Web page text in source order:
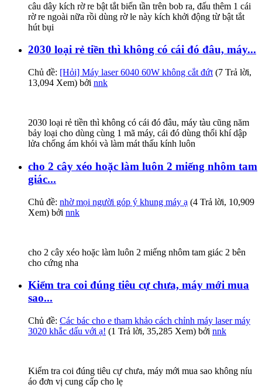
câu dây kích rờ re bật tắt biến tần trên bob ra, đấu thêm 1 cái
rờ re ngoài nữa rồi dùng rờ le này kích khởi động từ bật tắt
hút bụi
2030 loại rẻ tiền thì không có cái đó đâu, máy...
Chủ đề: [Hỏi] Máy laser 6040 60W không cắt đứt (7 Trả lời,
13,094 Xem) bởi nnk
2030 loại rẻ tiền thì không có cái đó đâu, máy tàu cũng năm
bảy loại cho dùng cùng 1 mã máy, cái đó dùng thổi khí dập
lửa chống ám khói và làm mát thấu kính luôn
cho 2 cây xéo hoặc làm luôn 2 miếng nhôm tam
giác...
Chủ đề: nhờ mọi người góp ý khung máy ạ (4 Trả lời, 10,909
Xem) bởi nnk
cho 2 cây xéo hoặc làm luôn 2 miếng nhôm tam giác 2 bên
cho cứng nha
Kiểm tra coi đúng tiêu cự chưa, máy mới mua
sao...
Chủ đề: Các bác cho e tham khảo cách chỉnh máy laser máy
3020 khắc dấu với ạ! (1 Trả lời, 35,285 Xem) bởi nnk
Kiểm tra coi đúng tiêu cự chưa, máy mới mua sao không níu
áo đơn vị cung cấp cho lẹ